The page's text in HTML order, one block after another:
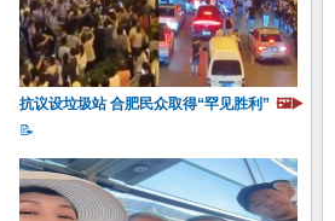
抗议设垃圾站 合肥民众取得“罕见胜利” 🖼️▶️
📝